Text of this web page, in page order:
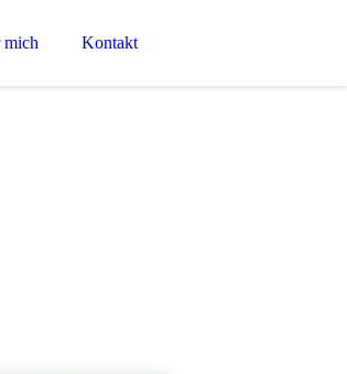
mich Kontakt